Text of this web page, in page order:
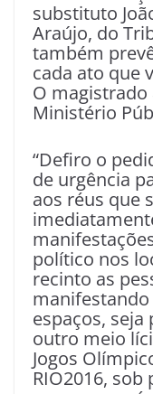
substituto
Araújo, do
também
cada ato que
O
Ministério
“Defiro o
de urgência
aos réus que
político nos
recinto as
espaços, seja
outro meio
Jogos
RIO2016,